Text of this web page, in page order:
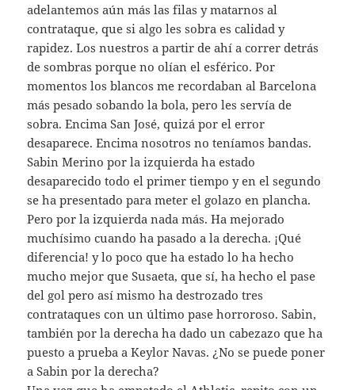
adelantemos aún más las filas y matarnos al
contrataque, que si algo les sobra es calidad y
rapidez. Los nuestros a partir de ahí a correr detrás
de sombras porque no olían el esférico. Por
momentos los blancos me recordaban al Barcelona
más pesado sobando la bola, pero les servía de
sobra. Encima San José, quizá por el error
desaparece. Encima nosotros no teníamos bandas.
Sabin Merino por la izquierda ha estado
desaparecido todo el primer tiempo y en el segundo
se ha presentado para meter el golazo en plancha.
Pero por la izquierda nada más. Ha mejorado
muchísimo cuando ha pasado a la derecha. ¡Qué
diferencia! y lo poco que ha estado lo ha hecho
mucho mejor que Susaeta, que sí, ha hecho el pase
del gol pero así mismo ha destrozado tres
contrataques con un último pase horroroso. Sabin,
también por la derecha ha dado un cabezazo que ha
puesto a prueba a Keylor Navas. ¿No se puede poner
a Sabin por la derecha?